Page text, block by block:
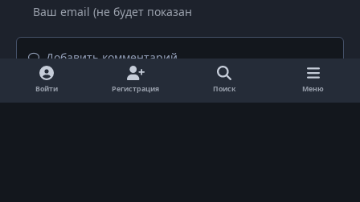
Добавить комментарий...
Войти Регистрация Поиск Меню